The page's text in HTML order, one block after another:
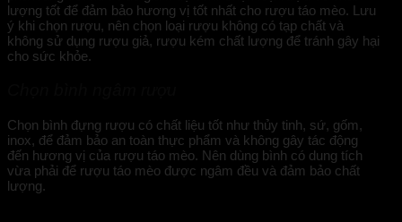
lượng tốt để đảm bảo hương vị tốt nhất cho rượu táo mèo. Lưu
ý khi chọn rượu, nên chọn loại rượu không có tạp chất và
không sử dụng rượu giả, rượu kém chất lượng để tránh gây hại
cho sức khỏe.
Chọn bình đựng rượu có chất liệu tốt như thủy tinh, sứ, gốm,
inox, để đảm bảo an toàn thực phẩm và không gây tác động
đến hương vị của rượu táo mèo. Nên dùng bình có dung tích
vừa phải để rượu táo mèo được ngâm đều và đảm bảo chất
lượng.